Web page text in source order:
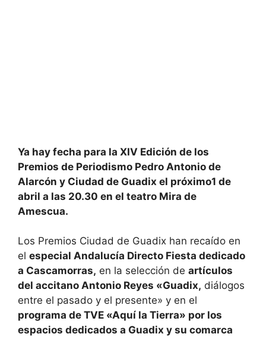
Ya hay fecha para la XIV Edición de los
Premios de Periodismo Pedro Antonio de
Alarcón y Ciudad de Guadix el próximo1 de
abril a las 20.30 en el teatro Mira de
Amescua.
Los Premios Ciudad de Guadix han recaído en
el especial Andalucía Directo Fiesta dedicado
a Cascamorras, en la selección de artículos
del accitano Antonio Reyes «Guadix, diálogos
entre el pasado y el presente» y en el
programa de TVE «Aquí la Tierra» por los
espacios dedicados a Guadix y su comarca